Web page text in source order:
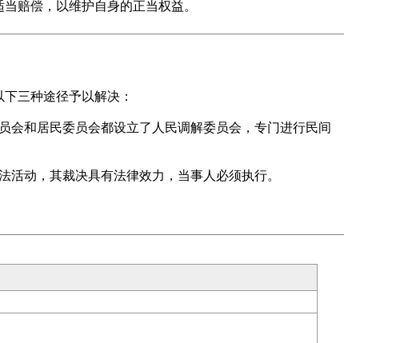
赔偿，以维护自身的正当权益。
三种途径予以解决：
和居民委员会都设立了人民调解委员会，专门进行民间
动，其裁决具有法律效力，当事人必须执行。